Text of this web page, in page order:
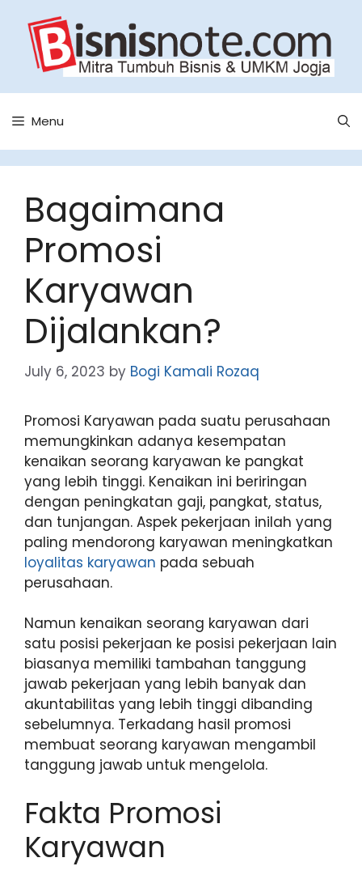
content
Menu
Bagaimana
Promosi
Karyawan
Dijalankan?
July 6, 2023 by Bogi Kamali Rozaq
Promosi Karyawan pada suatu perusahaan
memungkinkan adanya kesempatan
kenaikan seorang karyawan ke pangkat
yang lebih tinggi. Kenaikan ini beriringan
dengan peningkatan gaji, pangkat, status,
dan tunjangan. Aspek pekerjaan inilah yang
paling mendorong karyawan meningkatkan
loyalitas karyawan pada sebuah
perusahaan.
Namun kenaikan seorang karyawan dari
satu posisi pekerjaan ke posisi pekerjaan lain
biasanya memiliki tambahan tanggung
jawab pekerjaan yang lebih banyak dan
akuntabilitas yang lebih tinggi dibanding
sebelumnya. Terkadang hasil promosi
membuat seorang karyawan mengambil
tanggung jawab untuk mengelola.
Fakta Promosi
Karyawan